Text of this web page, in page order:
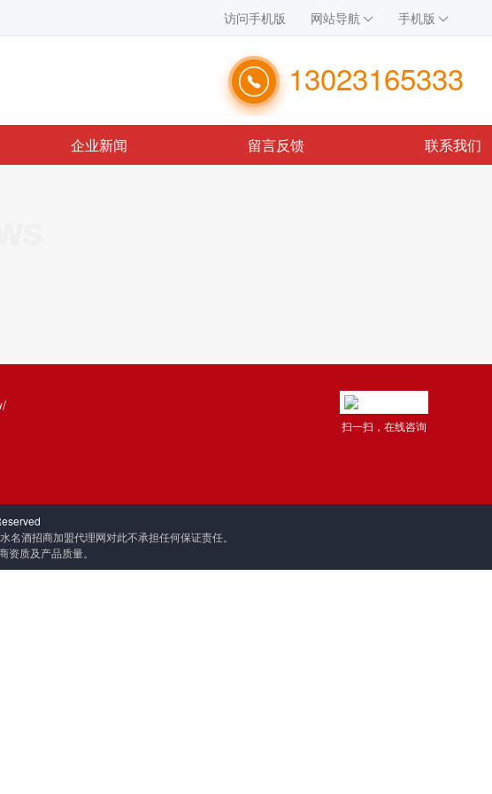
访问手机版 网站导航 手机版
13023165333
企业新闻 留言反馈 联系我们
扫一扫，在线咨询
酒招商加盟代理网对此不承担任何保证责任。
质及产品质量。